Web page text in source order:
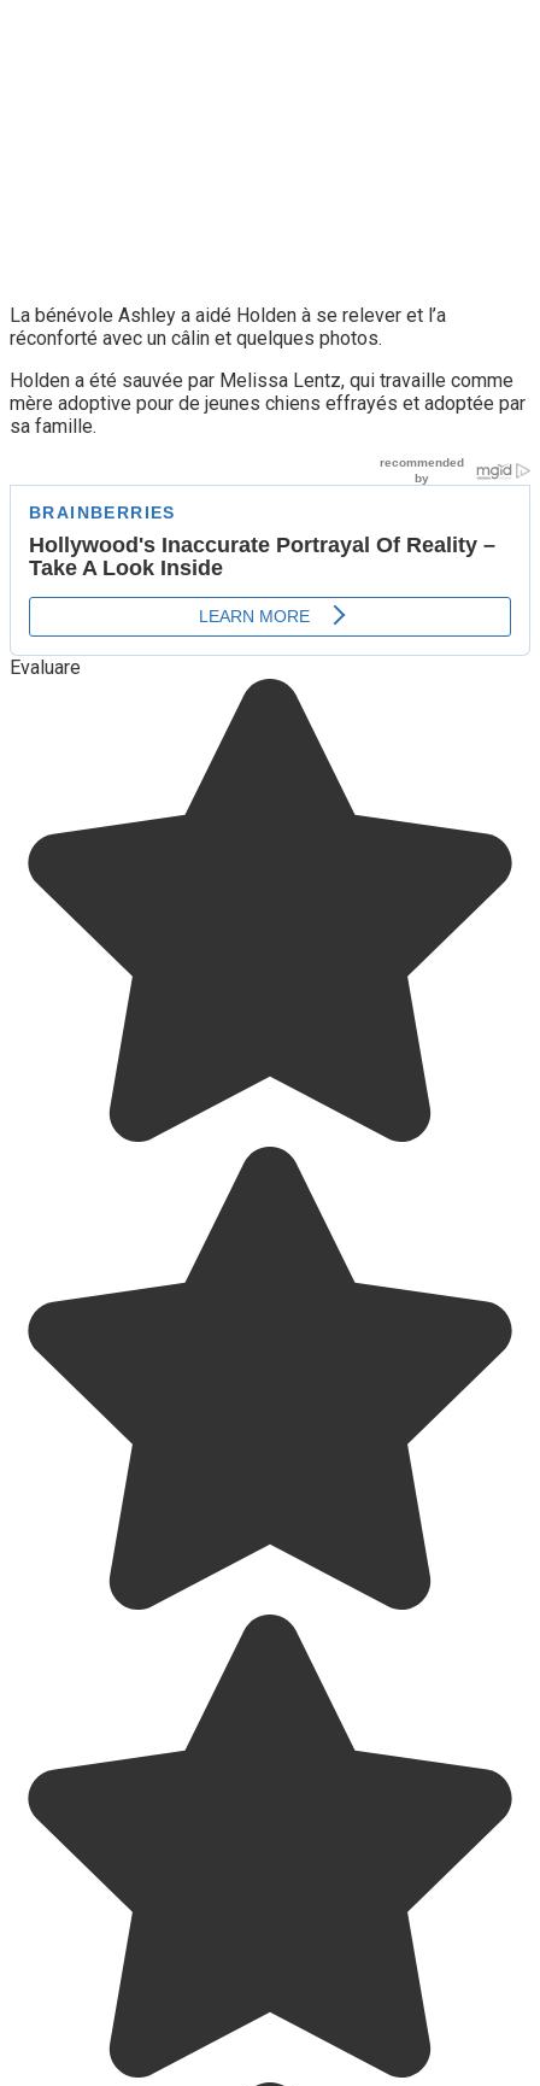
La bénévole Ashley a aidé Holden à se relever et l’a
réconforté avec un câlin et quelques photos.
Holden a été sauvée par Melissa Lentz, qui travaille comme
mère adoptive pour de jeunes chiens effrayés et adoptée par
sa famille.
Evaluare